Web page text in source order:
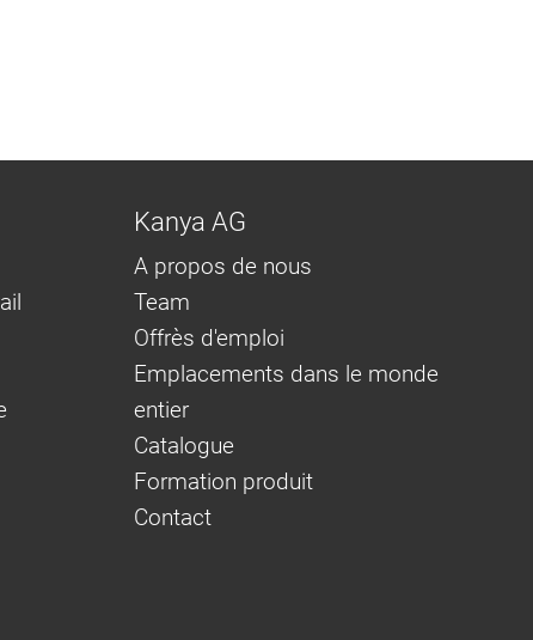
Kanya AG
A propos de nous
Team
Offrès d'emploi
Emplacements dans le monde
entier
Catalogue
Formation produit
Contact